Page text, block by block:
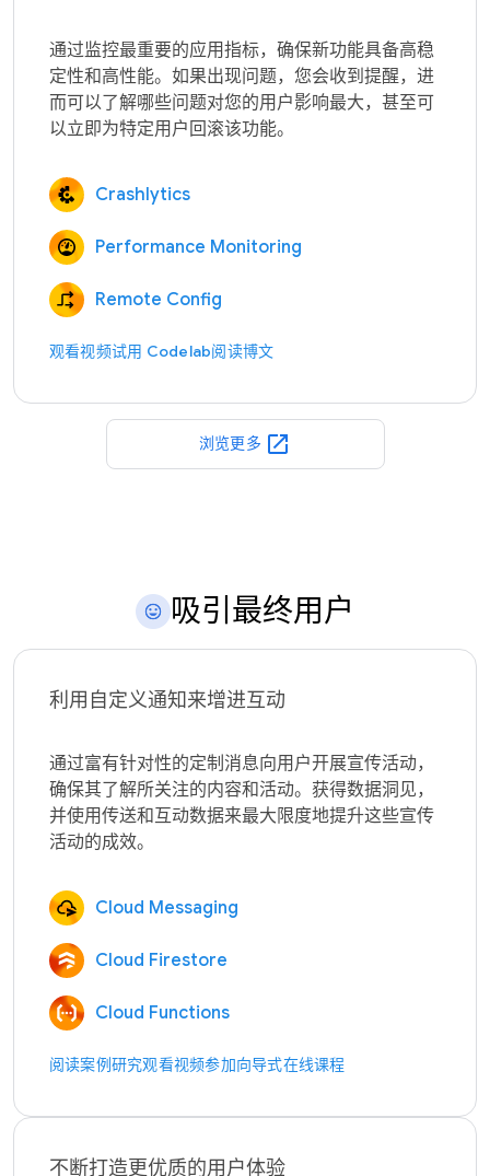
通过监控最重要的应用指标，确保新功能具备高稳
定性和高性能。如果出现问题，您会收到提醒，进
而可以了解哪些问题对您的用户影响最大，甚至可
Crashlytics
Performance Monitoring
Remote Config
观看视频试用 Codelab阅读博文
浏览更多 open_in_new
吸引最终用户
利用自定义通知来增进互动
通过富有针对性的定制消息向用户开展宣传活动，
确保其了解所关注的内容和活动。获得数据洞见，
并使用传送和互动数据来最大限度地提升这些宣传
Cloud Messaging
Cloud Firestore
Cloud Functions
阅读案例研究观看视频参加向导式在线课程
不断打造更优质的用户体验